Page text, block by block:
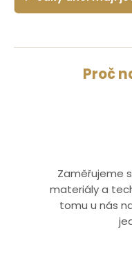
Proč
Zaměřujeme
materiály a
tomu u nás